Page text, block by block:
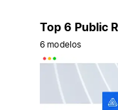
Top 6 Public
6 modelos